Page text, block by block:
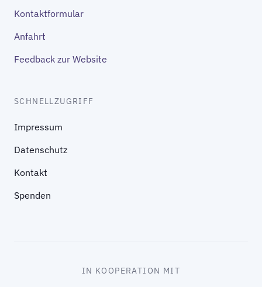
Kontaktformular
Anfahrt
Feedback zur Website
SCHNELLZUGRIFF
Impressum
Datenschutz
Kontakt
Spenden
IN KOOPERATION MIT